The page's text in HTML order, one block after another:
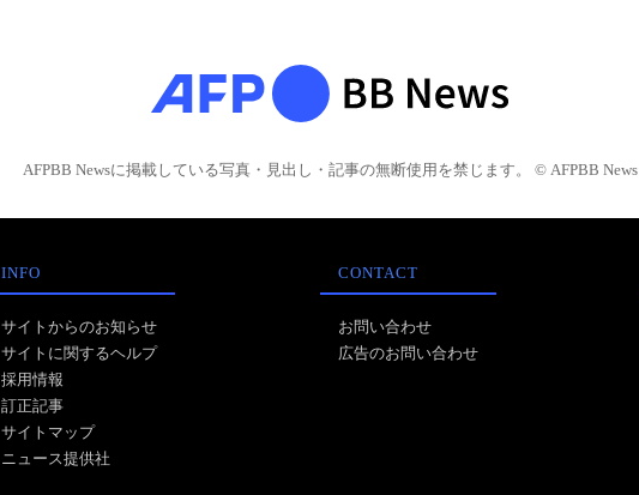
AFPBB Newsに掲載している写真・見出し・記事の無断使用を禁じます。 © AFPBB News
INFO
サイトからのお知らせ
サイトに関するヘルプ
採用情報
訂正記事
サイトマップ
ニュース提供社
CONTACT
お問い合わせ
広告のお問い合わせ